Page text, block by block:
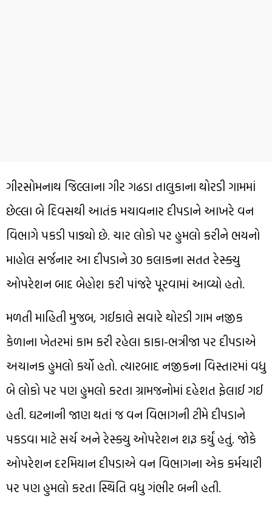
ગીરસોમનાથ જિલ્લાના ગીર ગઢડા તાલુકાના થોરડી ગામમાં
છેલ્લા બે દિવસથી આતંક મચાવનાર દીપડાને આખરે વન
વિભાગે પકડી પાડ્યો છે. ચાર લોકો પર હુમલો કરીને ભયનો
માહોલ સર્જનાર આ દીપડાને 30 કલાકના સતત રેસ્ક્યુ
ઓપરેશન બાદ બેહોશ કરી પાંજરે પૂરવામાં આવ્યો હતો.
મળતી માહિતી મુજબ, ગઈકાલે સવારે થોરડી ગામ નજીક
કેળાના ખેતરમાં કામ કરી રહેલા કાકા-ભત્રીજા પર દીપડાએ
અચાનક હુમલો કર્યો હતો. ત્યારબાદ નજીકના વિસ્તારમાં વધુ
બે લોકો પર પણ હુમલો કરતા ગ્રામજનોમાં દહેશત ફેલાઈ ગઈ
હતી. ઘટનાની જાણ થતાં જ વન વિભાગની ટીમે દીપડાને
પકડવા માટે સર્ચ અને રેસ્ક્યુ ઓપરેશન શરૂ કર્યું હતું. જોકે
ઓપરેશન દરમિયાન દીપડાએ વન વિભાગના એક કર્મચારી
પર પણ હુમલો કરતા સ્થિતિ વધુ ગંભીર બની હતી.